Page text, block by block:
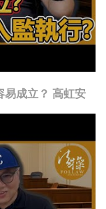
易成立？ 高虹安